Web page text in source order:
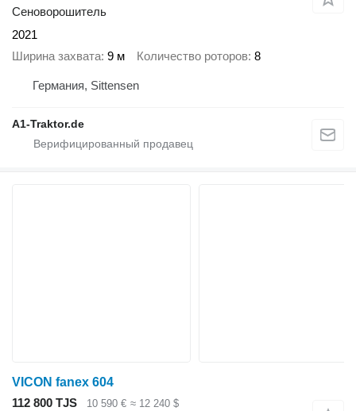
Сеноворошитель
2021
Ширина захвата 9 м Количество роторов 8
Германия, Sittensen
A1-Traktor.de
VICON fanex 604
112 800 TJS
10 590 € ≈ 12 240 $